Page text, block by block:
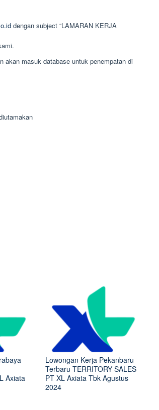
dengan subject “LAMARAN KERJA
akan masuk database untuk penempatan di
Axiata
Lowongan Kerja Pekanbaru
Terbaru TERRITORY SALES
PT XL Axiata Tbk Agustus
2024